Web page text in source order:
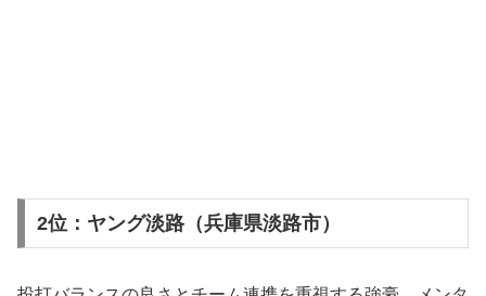
2位：ヤング淡路（兵庫県淡路市）